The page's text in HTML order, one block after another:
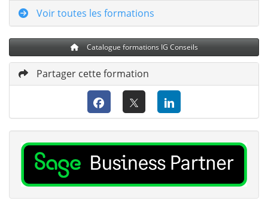
Voir toutes les formations
Catalogue formations IG Conseils
Partager cette formation